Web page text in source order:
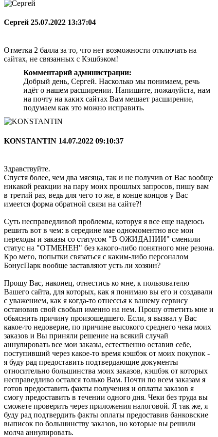
Сергей 25.07.2022 13:37:04
Отметка 2 балла за то, что нет возможности отключать на
сайтах, не связанных с Кэшбэком!
Комментарий администрации:
Добрый день, Сергей. Насколько мы понимаем, речь
идёт о нашем расширении. Напишите, пожалуйста, нам
на почту на каких сайтах Вам мешает расширение,
подумаем как это можно исправить.
KONSTANTIN 14.07.2022 09:10:37
Здравствуйте.
Спустя более, чем два мясяца, так и не получив от Вас вообще
никакой реакции на пару моих прошлых запросов, пишу вам
в третий раз, ведь для чего то же, в конце концов у Вас
имеется форма обратной связи на сайте?!
Суть несправедливой проблемы, которуя я все еще надеюсь
решить вот в чем: в середине мае одномоментно все мои
переходы и заказы со статусом "В ОЖИДАНИИ" сменили
статус на "ОТМЕНЕН" без какого-либо понятного мне резона.
Кро мего, попытки связаться с каким-либо персоналом
БонусПарк вообще заставляют усть ли хозяин?
Прошу Вас, наконец, отнестись ко мне, к пользователю
Вашего сайта, для которых, как я понимаю вы его и создавали
с уважением, как я когда-то отнессья к вашему сервису
остановив свой свобып именно на нем. Прошу ответить мне и
обьяснить причину произошедшего. Если, я вызвал у Вас
какое-то недоверие, по причине высокого среднего чека моих
заказов и Вы приняли решение на всякий случай
аннулировать все мои заказы, естественно оставив себе,
поступивший через какое-то время кэшбэк от моих покупок -
я буду рад предоставить подтвердающие документы
относительно большинства моих заказов, кэшбэк от которых
несправедливо остался только Вам. Почти по всем заказам я
готов предоставить факты получения и оплаты заказов я
смогу предоставить в течении одного дня. Чеки без труда вы
сможете проверить через приложения налоговой. Я так же, я
буду рад подтвердить факты оплаты предоставив банковские
выписок по большинству заказов, но которые вы решили
молча аннулировать.